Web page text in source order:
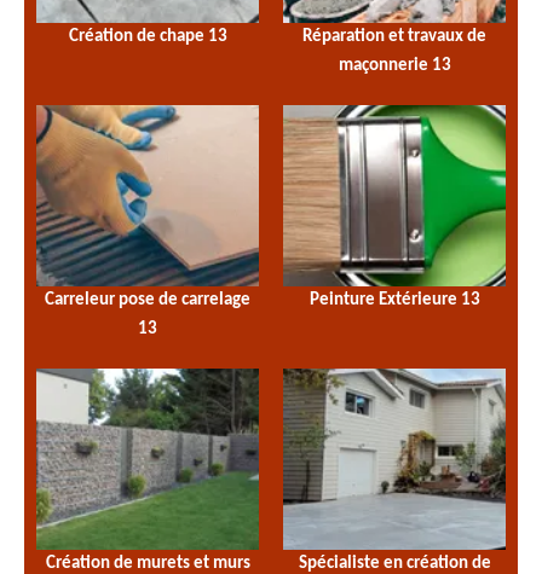
Création de chape 13
Réparation et travaux de
maçonnerie 13
Carreleur pose de carrelage
13
Peinture Extérieure 13
Création de murets et murs
Spécialiste en création de